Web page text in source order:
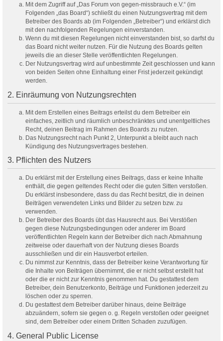
Mit dem Zugriff auf „Das Forum von gegen-missbrauch e.V.“ (im
Folgenden „das Board“) schließt du einen Nutzungsvertrag mit dem
Betreiber des Boards ab (im Folgenden „Betreiber“) und erklärst dich
mit den nachfolgenden Regelungen einverstanden.
Wenn du mit diesen Regelungen nicht einverstanden bist, so darfst du
das Board nicht weiter nutzen. Für die Nutzung des Boards gelten
jeweils die an dieser Stelle veröffentlichten Regelungen.
Der Nutzungsvertrag wird auf unbestimmte Zeit geschlossen und kann
von beiden Seiten ohne Einhaltung einer Frist jederzeit gekündigt
werden.
2. Einräumung von Nutzungsrechten
Mit dem Erstellen eines Beitrags erteilst du dem Betreiber ein
einfaches, zeitlich und räumlich unbeschränktes und unentgeltliches
Recht, deinen Beitrag im Rahmen des Boards zu nutzen.
Das Nutzungsrecht nach Punkt 2, Unterpunkt a bleibt auch nach
Kündigung des Nutzungsvertrages bestehen.
3. Pflichten des Nutzers
Du erklärst mit der Erstellung eines Beitrags, dass er keine Inhalte
enthält, die gegen geltendes Recht oder die guten Sitten verstoßen.
Du erklärst insbesondere, dass du das Recht besitzt, die in deinen
Beiträgen verwendeten Links und Bilder zu setzen bzw. zu
verwenden.
Der Betreiber des Boards übt das Hausrecht aus. Bei Verstößen
gegen diese Nutzungsbedingungen oder anderer im Board
veröffentlichten Regeln kann der Betreiber dich nach Abmahnung
zeitweise oder dauerhaft von der Nutzung dieses Boards
ausschließen und dir ein Hausverbot erteilen.
Du nimmst zur Kenntnis, dass der Betreiber keine Verantwortung für
die Inhalte von Beiträgen übernimmt, die er nicht selbst erstellt hat
oder die er nicht zur Kenntnis genommen hat. Du gestattest dem
Betreiber, dein Benutzerkonto, Beiträge und Funktionen jederzeit zu
löschen oder zu sperren.
Du gestattest dem Betreiber darüber hinaus, deine Beiträge
abzuändern, sofern sie gegen o. g. Regeln verstoßen oder geeignet
sind, dem Betreiber oder einem Dritten Schaden zuzufügen.
4. General Public License